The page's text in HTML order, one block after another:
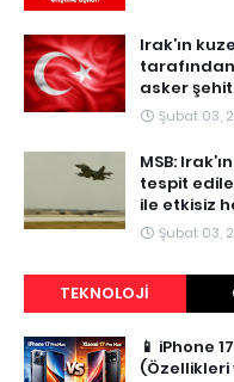
Irak’ın
asker
Şubat 03,
MSB:
tespit
ile etkisiz
Şubat 03,
TEKNOLOJI
📱 iPhone
(Özellikleri